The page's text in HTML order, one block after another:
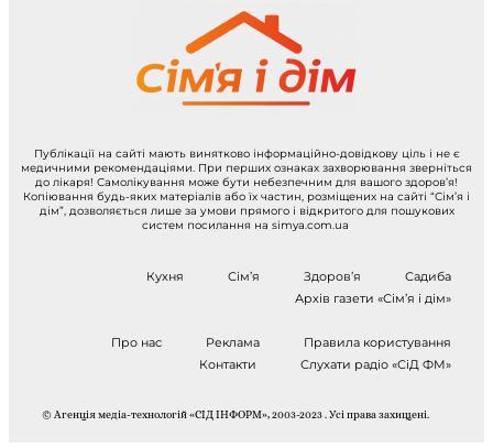
Публікації на сайті мають винятково інформаційно-довідкову ціль і не є
медичними рекомендаціями. При перших ознаках захворювання зверніться
до лікаря! Самолікування може бути небезпечним для вашого здоров’я!
Копіювання будь-яких матеріалів або їх частин, розміщених на сайті “Сім’я і
дім”, дозволяється лише за умови прямого і відкритого для пошукових
систем посилання на simya.com.ua
Кухня Сім’я Здоров’я
Садиба
Архів газети «Сім’я і дім»
Про нас Реклама
Правила користування
Контакти
Слухати радіо «СіД ФМ»
© Агенція медіа-технологій «СІД ІНФОРМ», 2003-2023 . Усі права захищені.